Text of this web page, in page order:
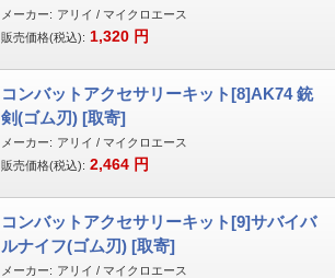
メーカー: アリイ / マイクロエース
販売価格(税込): 1,320 円
コンバットアクセサリーキット[8]AK74 銃
剣(ゴム刃) [取寄]
メーカー: アリイ / マイクロエース
販売価格(税込): 2,464 円
コンバットアクセサリーキット[9]サバイバ
ルナイフ(ゴム刃) [取寄]
メーカー: アリイ / マイクロエース